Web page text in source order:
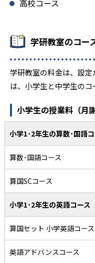
高校コース
学研教室のコー
学研教室の料金は、設
は、小学生と中学生のコ
小学生の授業料（月謝
小学1･2年生の算数･国語
算数･国語コース
算国SCコース
小学1･2年生の英語コース
算国セット 小学英語コース
英語アドバンスコース